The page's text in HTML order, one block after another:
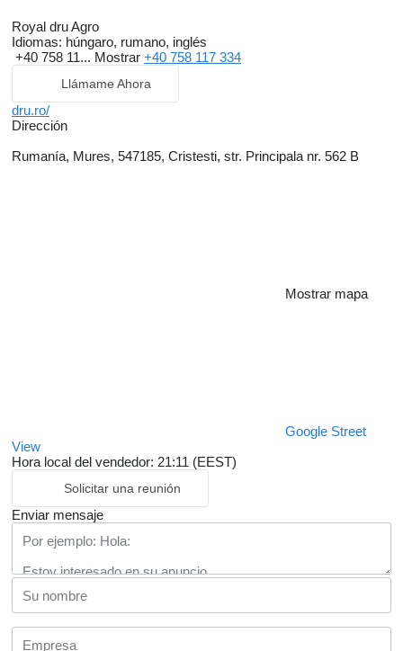
Royal dru Agro
Idiomas: húngaro, rumano, inglés
+40 758 11... Mostrar +40 758 117 334
Llámame Ahora
dru.ro/
Dirección
Rumanía, Mures, 547185, Cristesti, str. Principala nr. 562 B
Mostrar mapa
Google Street
View
Hora local del vendedor: 21:11 (EEST)
Solicitar una reunión
Enviar mensaje